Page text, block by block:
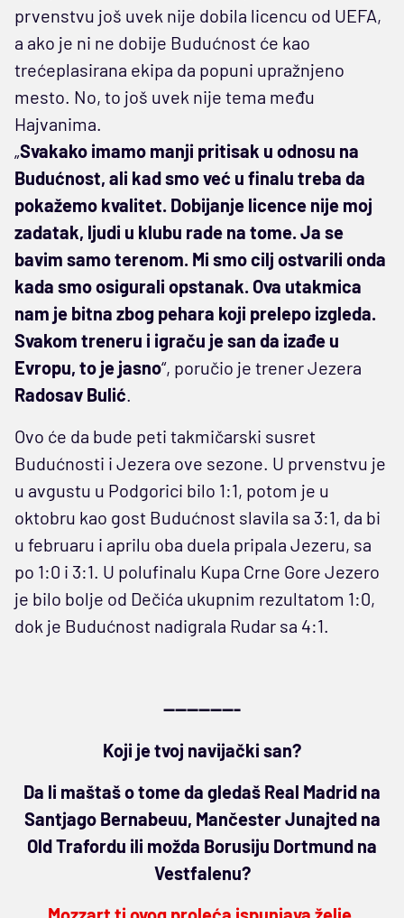
prvenstvu još uvek nije dobila licencu od UEFA,
a ako je ni ne dobije Budućnost će kao
trećeplasirana ekipa da popuni upražnjeno
mesto. No, to još uvek nije tema među
Hajvanima.
„Svakako imamo manji pritisak u odnosu na
Budućnost, ali kad smo već u finalu treba da
pokažemo kvalitet. Dobijanje licence nije moj
zadatak, ljudi u klubu rade na tome. Ja se
bavim samo terenom. Mi smo cilj ostvarili onda
kada smo osigurali opstanak. Ova utakmica
nam je bitna zbog pehara koji prelepo izgleda.
Svakom treneru i igraču je san da izađe u
Evropu, to je jasno“, poručio je trener Jezera
Radosav Bulić.
Ovo će da bude peti takmičarski susret
Budućnosti i Jezera ove sezone. U prvenstvu je
u avgustu u Podgorici bilo 1:1, potom je u
oktobru kao gost Budućnost slavila sa 3:1, da bi
u februaru i aprilu oba duela pripala Jezeru, sa
po 1:0 i 3:1. U polufinalu Kupa Crne Gore Jezero
je bilo bolje od Dečića ukupnim rezultatom 1:0,
dok je Budućnost nadigrala Rudar sa 4:1.
-------------
Koji je tvoj navijački san?
Da li maštaš o tome da gledaš Real Madrid na
Santjago Bernabeuu, Mančester Junajted na
Old Trafordu ili možda Borusiju Dortmund na
Vestfalenu?